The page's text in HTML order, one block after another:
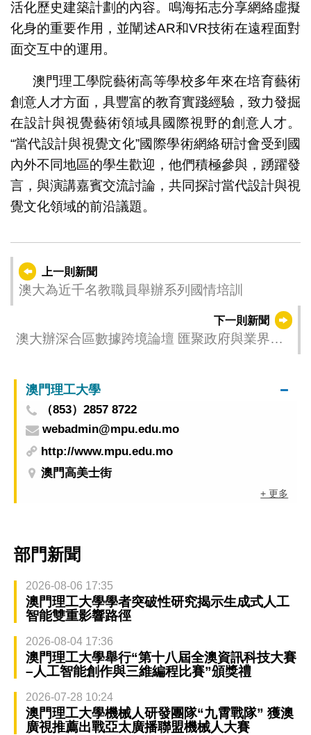
活化歷史建築計劃的內容。鳴海拓志分享網絡虛擬
化身的重要作用，並闡述AR和VR技術在遠程面對
面交互中的運用。
澳門理工學院藝術高等學校多年來在培育藝術
創意人才方面，具豐富的教育實踐經驗，致力發掘
在設計與視覺藝術領域具國際視野的創意人才。
“當代設計與視覺文化”國際學術網絡研討會受到國
內外不同地區的學生歡迎，他們積極參與，踴躍發
言，與演講嘉賓交流討論，共同探討當代設計與視
覺文化領域的前沿議題。
上一則新聞
澳大為近千名教職員舉辦系列國情培訓
下一則新聞
澳大辦深合區數據跨境論壇 匯聚政府與業界探
澳門理工大學
（853）2857 8722
webadmin@mpu.edu.mo
http://www.mpu.edu.mo
澳門高美士街
+ 更多
部門新聞
2026-08-06 17:35
澳門理工大學學者突破性研究揭示生成式人工
智能雙重影響路徑
2026-08-04 17:36
澳門理工大學舉行“第十八屆全澳資訊科技大賽
–人工智能創作與三維編程比賽”頒獎禮
2026-07-28 10:24
澳門理工大學機械人研發團隊“九霄戰隊” 獲澳
廣視推薦出戰亞太廣播聯盟機械人大賽